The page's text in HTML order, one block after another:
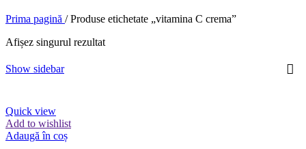
Prima pagină / Produse etichetate „vitamina C crema”
Afișez singurul rezultat
Show sidebar
Quick view
Add to wishlist
Adaugă în coș